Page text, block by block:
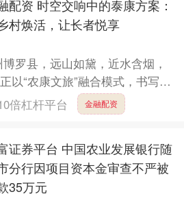
配资 时空交响中的泰康方案：
村焕活，让长者悦享
罗县，远山如黛，近水含烟，
以“农康文旅”融合模式，书写着
此同时，在广州泰康之家·粤
倍杠杆平台 金融配资
证券平台 中国农业发展银行随
分行因项目资本金审查不严被
35万元